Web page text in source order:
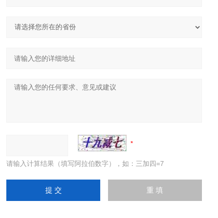
请输入计算结果（填写阿拉伯数字），如：三加四=7